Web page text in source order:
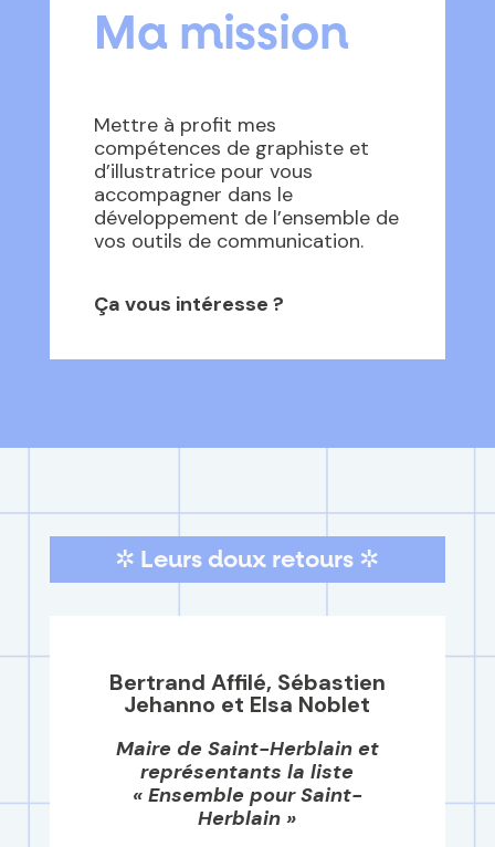
Ma mission
Mettre à profit mes
compétences de graphiste et
d’illustratrice pour vous
accompagner dans le
développement de l’ensemble de
vos outils de communication.
Ça vous intéresse ?
✲ Leurs doux retours ✲
Bertrand Affilé, Sébastien
Jehanno et Elsa Noblet
Maire de Saint-Herblain et
représentants la liste
« Ensemble pour Saint-
Herblain »